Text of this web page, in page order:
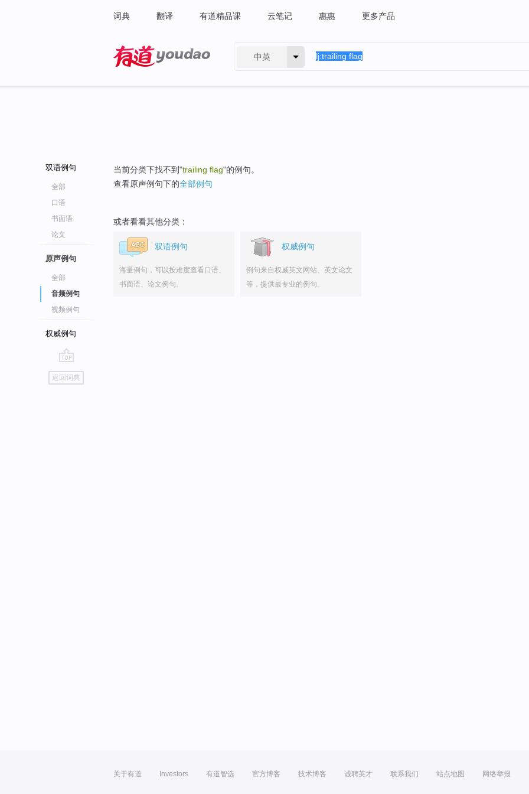
词典 翻译 有道精品课 云笔记 惠惠 更多产品
中英
双语例句
全部
口语
书面语
论文
原声例句
全部
音频例句
视频例句
权威例句
go
top
返回词典
当前分类下找不到"trailing flag"的例句。
查看原声例句下的全部例句
或者看看其他分类：
双语例句
海量例句，可以按难度查看口语、
书面语、论文例句。
权威例句
例句来自权威英文网站、英文论文
等，提供最专业的例句。
关于有道 Investors 有道智选 官方博客 技术博客 诚聘英才 联系我们 站点地图 网络举报